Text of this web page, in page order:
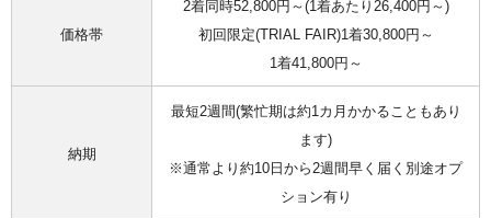
価格帯
2着同時52,800円～(1着あたり26,400円～)
初回限定(TRIAL FAIR)1着30,800円～
1着41,800円～
納期
最短2週間(繁忙期は約1カ月かかることもあり
ます)
※通常より約10日から2週間早く届く別途オプ
ション有り